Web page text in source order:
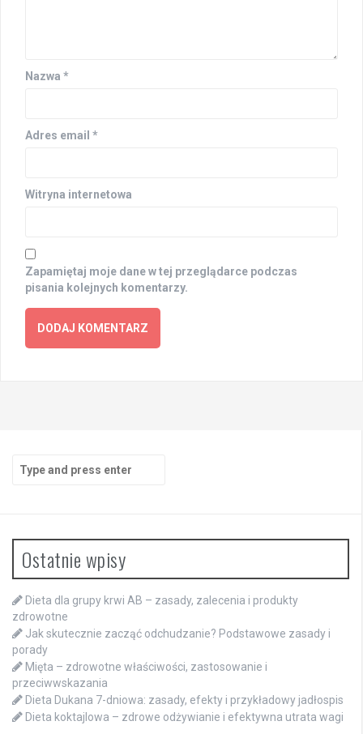
Nazwa *
Adres email *
Witryna internetowa
Zapamiętaj moje dane w tej przeglądarce podczas
pisania kolejnych komentarzy.
for:
Ostatnie wpisy
Dieta dla grupy krwi AB – zasady, zalecenia i produkty
zdrowotne
Jak skutecznie zacząć odchudzanie? Podstawowe zasady i
porady
Mięta – zdrowotne właściwości, zastosowanie i
przeciwwskazania
Dieta Dukana 7-dniowa: zasady, efekty i przykładowy jadłospis
Dieta koktajlowa – zdrowe odżywianie i efektywna utrata wagi